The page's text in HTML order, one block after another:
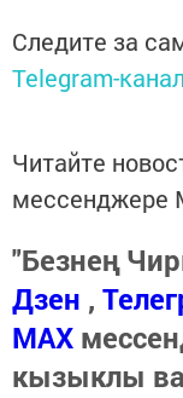
Следите за
Telegram-
Читайте
мессенджере
"Безнең
Дзен ,
МАХ
кызыклы